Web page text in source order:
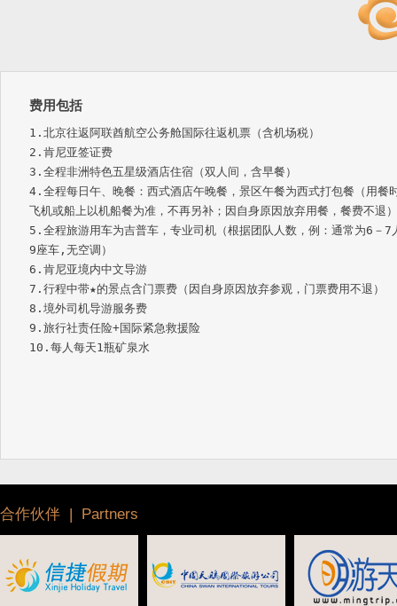
费用包括
1.北京往返阿联酋航空公务舱国际往返机票（含机场税）
2.肯尼亚签证费
3.全程非洲特色五星级酒店住宿（双人间，含早餐）
4.全程每日午、晚餐：西式酒店午晚餐，景区午餐为西式打包餐（用餐
飞机或船上以机船餐为准，不再另补；因自身原因放弃用餐，餐费不退）
5.全程旅游用车为吉普车，专业司机（根据团队人数，例：通常为6－7
9座车,无空调）
6.肯尼亚境内中文导游
7.行程中带★的景点含门票费（因自身原因放弃参观，门票费用不退）
8.境外司机导游服务费
9.旅行社责任险+国际紧急救援险
10.每人每天1瓶矿泉水
合作伙伴 | Partners